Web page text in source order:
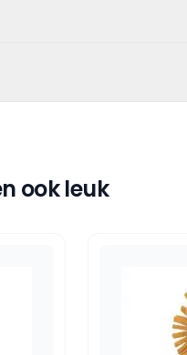
Decoratie,
ook leuk